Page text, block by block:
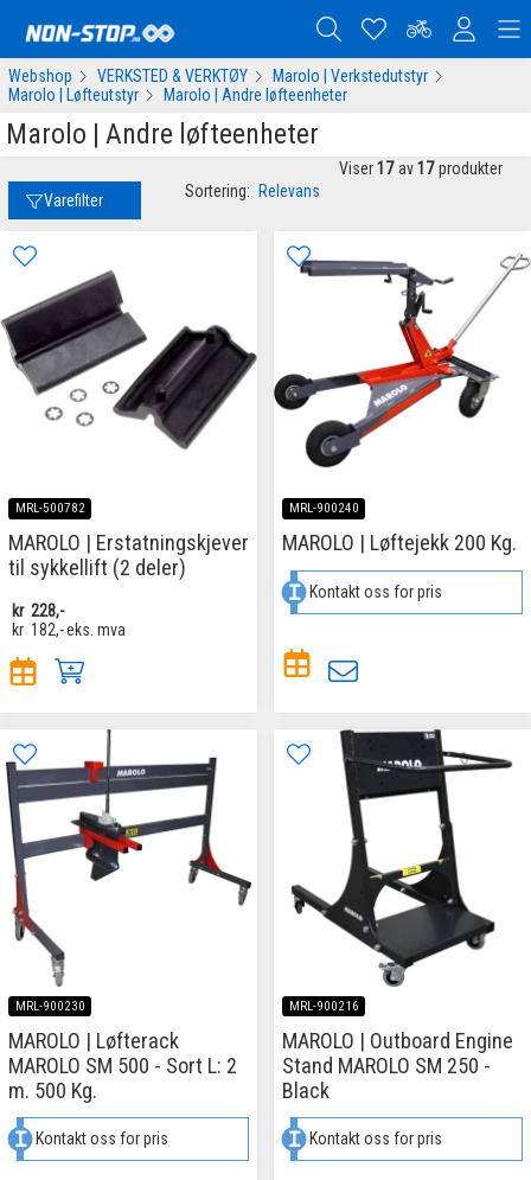
Webshop VERKSTED & VERKTØY
Marolo | Verkstedutstyr
Marolo | Løfteutstyr
Marolo | Andre løfteenheter
Marolo | Andre løfteenheter
Varefilter Sortering: Relevans
Viser 17 av 17 produkter
MRL-500782
MAROLO | Erstatningskjever
til sykkellift (2 deler)
kr 228,-
kr 182,-eks. mva
MRL-900240
MAROLO | Løftejekk 200 Kg.
Kontakt oss for pris
MRL-900230
MAROLO | Løfterack
MAROLO SM 500 - Sort L: 2
m. 500 Kg.
Kontakt oss for pris
MRL-900216
MAROLO | Outboard Engine
Stand MAROLO SM 250 -
Black
Kontakt oss for pris